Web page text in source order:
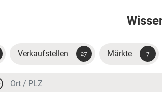
Verkaufstellen 27 Märkte 7
Ort oder PLZ